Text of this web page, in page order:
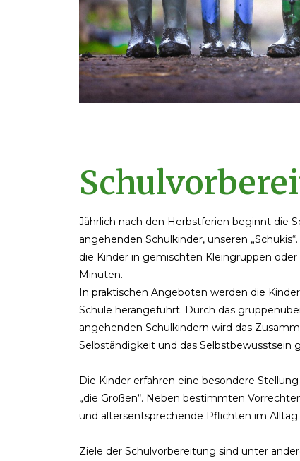
Jährlich nach den Herbstferien beginnt die
angehenden Schulkinder, unseren
die Kinder in gemischten Kleingruppen
Minuten.
In praktischen Angeboten werden die
Schule herangeführt. Durch das
angehenden Schulkindern wird das
Selbständigkeit und das Selbstbewusstsein
Die Kinder erfahren eine besondere
„die Großen“. Neben bestimmten
und altersentsprechende Pflichten im Alltag.
Ziele der Schulvorbereitung sind unter